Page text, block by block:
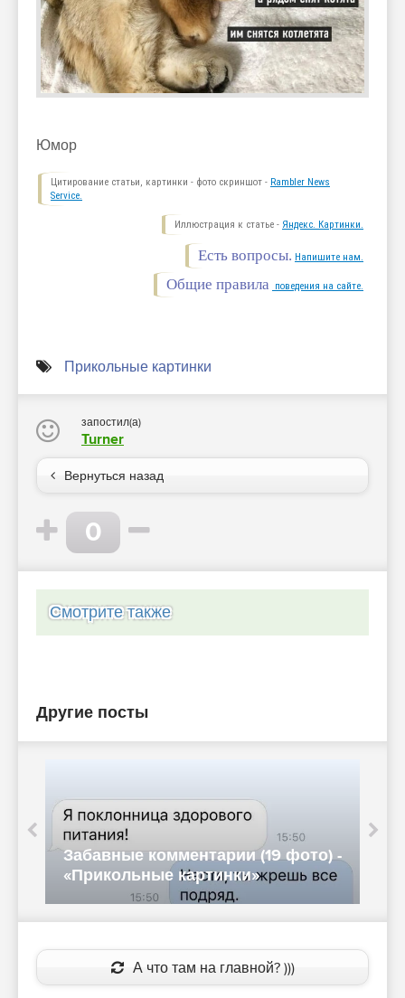
Юмор
Цитирование статьи, картинки - фото скриншот - Rambler News
Service.
Иллюстрация к статье - Яндекс. Картинки.
Есть вопросы. Напишите нам.
Общие правила поведения на сайте.
Прикольные картинки
запостил(а)
Turner
Вернуться назад
0
Смотрите также
Другие посты
Забавные комментарии (19 фото) -
«Прикольные картинки»
А что там на главной? )))